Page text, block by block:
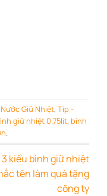
Giữ Nhiệt, Tip -
giữ nhiệt 0.75lit, bình
.
3 kiểu bình giữ nhiệt
tên làm quà tặng
công ty